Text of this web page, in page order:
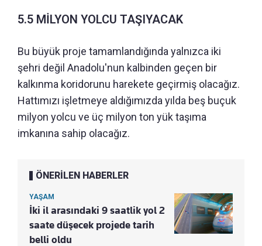
5.5 MİLYON YOLCU TAŞIYACAK
Bu büyük proje tamamlandığında yalnızca iki
şehri değil Anadolu'nun kalbinden geçen bir
kalkınma koridorunu harekete geçirmiş olacağız.
Hattımızı işletmeye aldığımızda yılda beş buçuk
milyon yolcu ve üç milyon ton yük taşıma
imkanına sahip olacağız.
ÖNERİLEN HABERLER
YAŞAM
İki il arasındaki 9 saatlik yol 2
saate düşecek projede tarih
belli oldu